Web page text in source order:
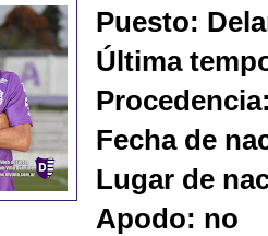
Puesto:
Última
Fecha de
Lugar de
Apodo: no